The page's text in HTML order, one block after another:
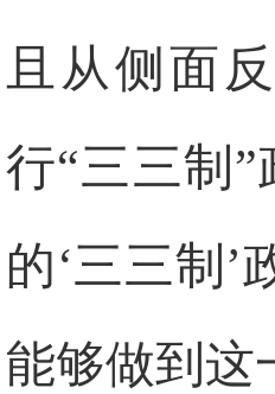
且从侧面
行“三三制
的‘三三制
能够做到这